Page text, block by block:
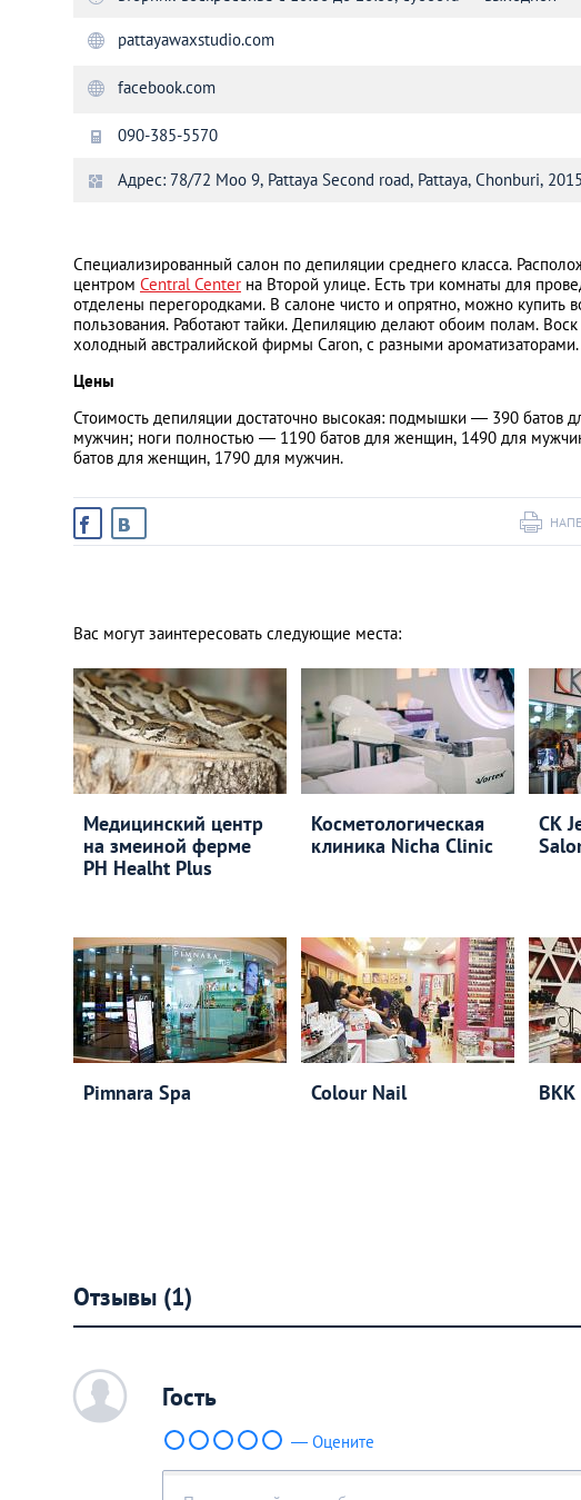
pattayawaxstudio.com
facebook.com
090-385-5570
Адрес: 78/72 Moo 9, Pattaya Second road, Pattaya, Chonburi,
Специализированный салон по депиляции среднего класса.
центром Central Center на Второй улице. Есть три комнаты для
отделены перегородками. В салоне чисто и опрятно, можно купить
пользования. Работают тайки. Депиляцию делают обоим полам.
холодный австралийской фирмы Caron, с разными ароматизаторами.
Цены
Стоимость депиляции достаточно высокая: подмышки — 390 батов
мужчин; ноги полностью — 1190 батов для женщин, 1490 для
батов для женщин, 1790 для мужчин.
Вас могут заинтересовать следующие места:
Медицинский центр
на змеиной ферме
PH Healht Plus
Косметологическая
клиника Nicha Clinic
CK
Pimnara Spa Colour Nail
Отзывы (1)
c Гость
— Оцените